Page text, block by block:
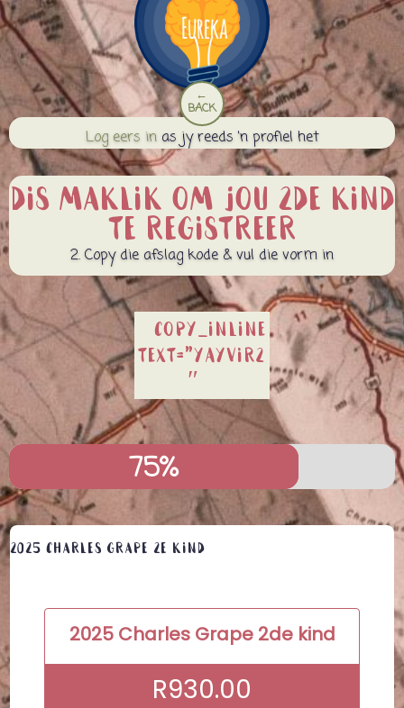
←
BACK
Log eers inas jy reeds ‘n profiel het
Dis maklik om jou 2de kind
te registreer
2. Copy die afslag kode & vul die vorm in
[copy_inline
text=”YAYVIR2
″]
75%
75%
2025 Charles Grape 2e kind
2025 Charles Grape 2de kind
R930.00